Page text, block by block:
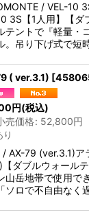
/ VEL-10
3S【1人用】【ダ
テントで『軽量・
。吊り下げ式で短
( ver.3.1) [
円(税込)
売価格: 52,800円
り
AX-79 (ver.3.1)ア
【ダブルウォール
山岳地帯で使用で
ソロで不自由なく